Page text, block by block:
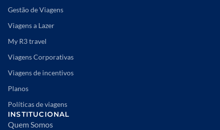
Gestão de Viagens
Viagens a Lazer
My R3 travel
Viagens Corporativas
Viagens de incentivos
Planos
Políticas de viagens
INSTITUCIONAL
Quem Somos